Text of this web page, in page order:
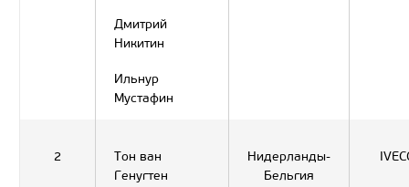
Дмитрий
Никитин
Ильнур
Мустафин
2
Тон ван
Генугтен
Нидерланды-
Бельгия